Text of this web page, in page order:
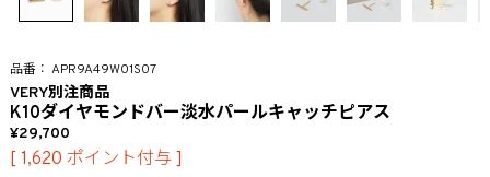
APR9A49W01S07
VERY別注商品
K10ダイヤモンドバー淡水パールキャッチピアス
29,700
[ 1,620 ポイント付与 ]